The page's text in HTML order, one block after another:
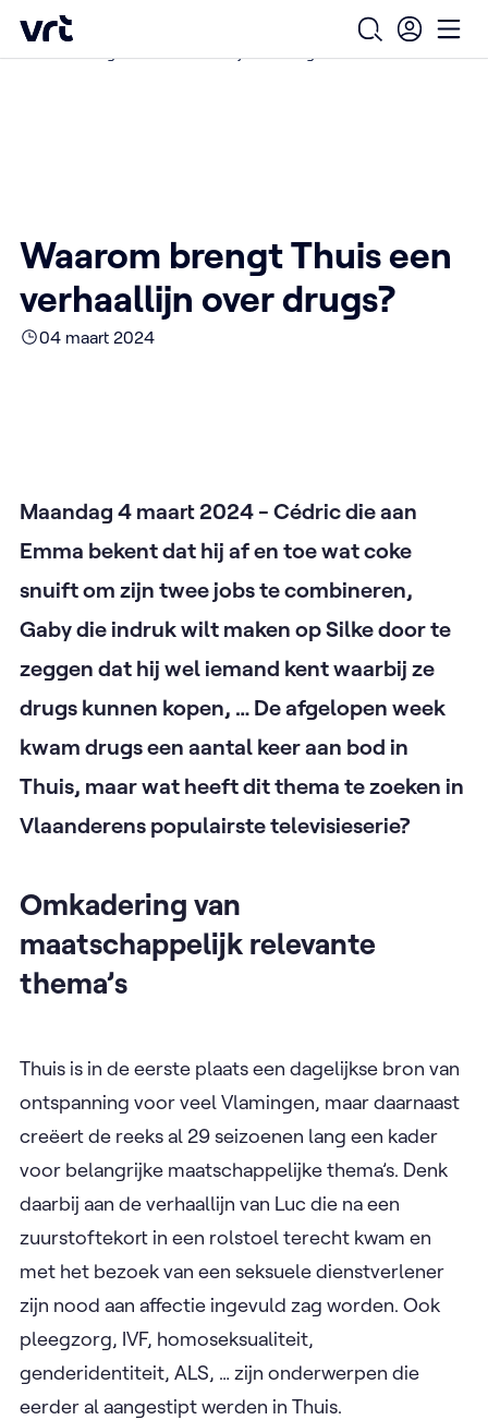
Ga naar de hoofdinhoud
VRT (home)
Open
Home /
Waarom brengt Thuis een
verhaallijn over drugs?
04 maart 2024
Maandag 4 maart 2024 - Cédric die aan
Emma bekent dat hij af en toe wat coke
snuift om zijn twee jobs te combineren,
Gaby die indruk wilt maken op Silke door te
zeggen dat hij wel iemand kent waarbij ze
drugs kunnen kopen, … De afgelopen week
kwam drugs een aantal keer aan bod in
Thuis, maar wat heeft dit thema te zoeken in
Vlaanderens populairste televisieserie?
Omkadering van
maatschappelijk relevante
thema’s
Thuis is in de eerste plaats een dagelijkse bron van
ontspanning voor veel Vlamingen, maar daarnaast
creëert de reeks al 29 seizoenen lang een kader
voor belangrijke maatschappelijke thema’s. Denk
daarbij aan de verhaallijn van Luc die na een
zuurstoftekort in een rolstoel terecht kwam en
met het bezoek van een seksuele dienstverlener
zijn nood aan affectie ingevuld zag worden. Ook
pleegzorg, IVF, homoseksualiteit,
genderidentiteit, ALS, … zijn onderwerpen die
eerder al aangestipt werden in Thuis.